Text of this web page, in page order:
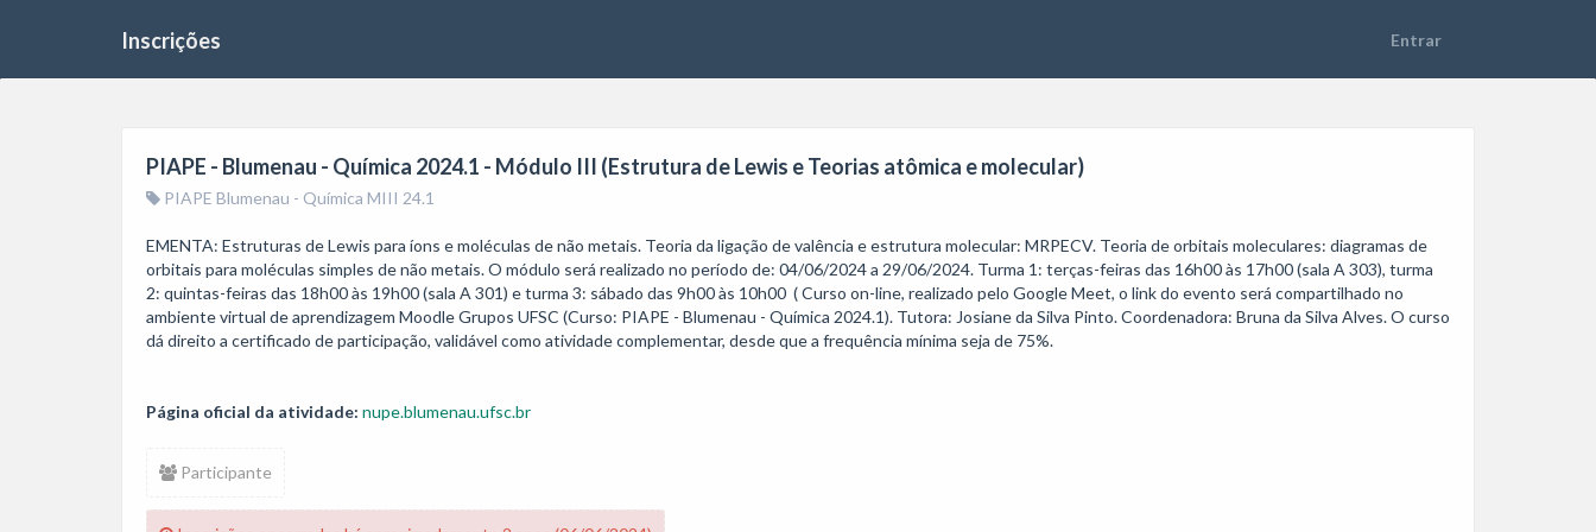
Inscrições
PIAPE - Blumenau - Química 2024.1 - Módulo III (Estrutura de Lewis e Teorias atômica e molecular)
PIAPE Blumenau - Química MIII 24.1
EMENTA: Estruturas de Lewis para íons e moléculas de não metais. Teoria da ligação de valência e estrutura molecular: MRPECV. Teoria de orbitais moleculares: diagramas de
orbitais para moléculas simples de não metais. O módulo será realizado no período de: 04/06/2024 a 29/06/2024. Turma 1: terças-feiras das 16h00 às 17h00 (sala A 303), turma
2: quintas-feiras das 18h00 às 19h00 (sala A 301) e turma 3: sábado das 9h00 às 10h00  ( Curso on-line, realizado pelo Google Meet, o link do evento será compartilhado no
ambiente virtual de aprendizagem Moodle Grupos UFSC (Curso: PIAPE - Blumenau - Química 2024.1). Tutora: Josiane da Silva Pinto. Coordenadora: Bruna da Silva Alves. O curso
dá direito a certificado de participação, validável como atividade complementar, desde que a frequência mínima seja de 75%.
Página oficial da atividade: nupe.blumenau.ufsc.br
Participante